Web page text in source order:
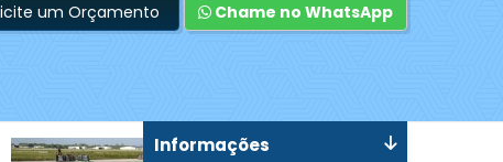
um Orçamento Chame no WhatsApp
Informações